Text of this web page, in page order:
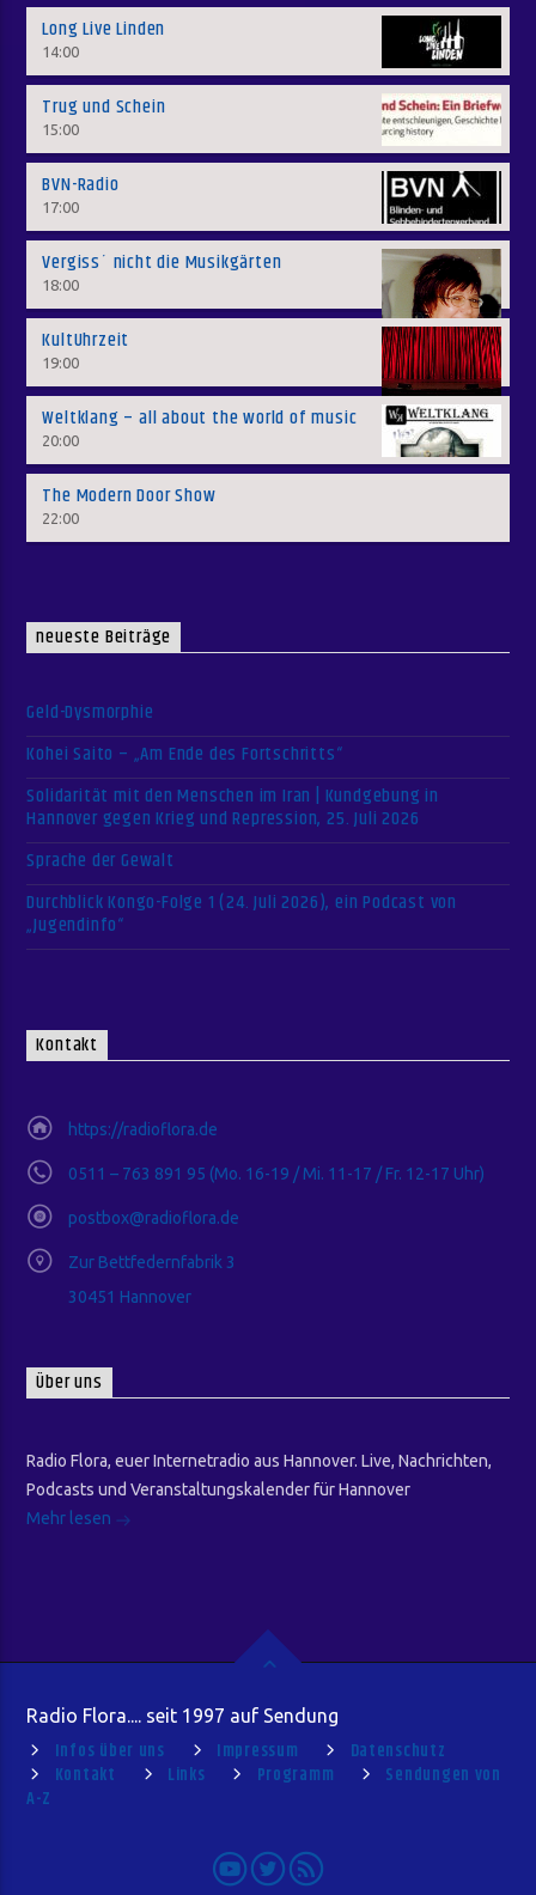
Long Live Linden
14:00
Trug und Schein
15:00
BVN-Radio
17:00
Vergiss´ nicht die Musikgärten
18:00
KultUhrzeit
19:00
Weltklang – all about the world of music
20:00
The Modern Door Show
22:00
neueste Beiträge
Geld-Dysmorphie
Kohei Saito – „Am Ende des Fortschritts“
Solidarität mit den Menschen im Iran | Kundgebung in
Hannover gegen Krieg und Repression, 25. Juli 2026
Sprache der Gewalt
Durchblick Kongo-Folge 1 (24. Juli 2026), ein Podcast von
„Jugendinfo“
Kontakt
https://radioflora.de
0511 – 763 891 95 (Mo. 16-19 / Mi. 11-17 / Fr. 12-17 Uhr)
postbox@radioflora.de
Zur Bettfedernfabrik 3
30451 Hannover
Über uns
Radio Flora, euer Internetradio aus Hannover. Live, Nachrichten,
Podcasts und Veranstaltungskalender für Hannover
Mehr lesen
Radio Flora.... seit 1997 auf Sendung
Infos über uns Impressum
Datenschutz
Kontakt
Links Programm
Sendungen von
A-Z